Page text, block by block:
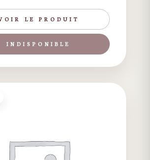
LE PRODUIT
INDISPONIBLE